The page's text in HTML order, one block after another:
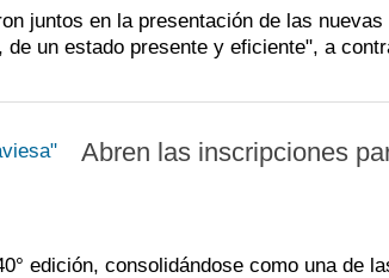
juntos en la presentación de las nuevas
un estado presente y eficiente", a
Abren las inscripciones
edición, consolidándose como una de